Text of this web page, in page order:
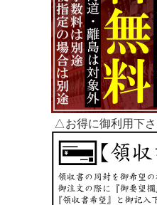
△お得に御利用下